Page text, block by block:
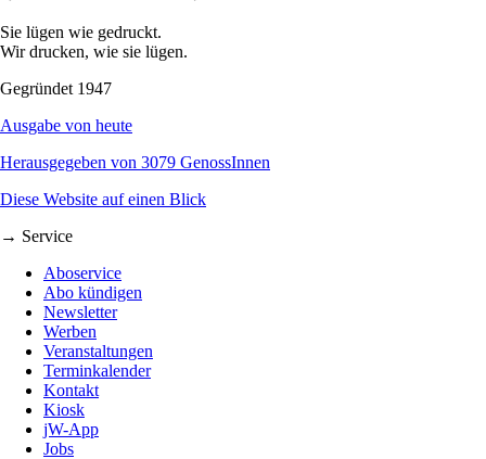
Sie lügen wie gedruckt.
Wir drucken, wie sie lügen.
Gegründet 1947
Ausgabe von heute
Herausgegeben von 3079 GenossInnen
Diese Website auf einen Blick
→ Service
Aboservice
Abo kündigen
Newsletter
Werben
Veranstaltungen
Terminkalender
Kontakt
Kiosk
jW-App
Jobs